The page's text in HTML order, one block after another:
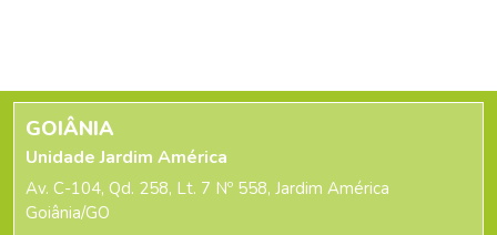
GOIÂNIA
Unidade Jardim América
Av. C-104, Qd. 258, Lt. 7 Nº 558, Jardim América
Goiânia/GO